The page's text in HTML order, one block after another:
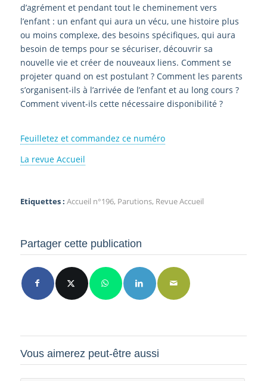
d’agrément et pendant tout le cheminement vers
l’enfant : un enfant qui aura un vécu, une histoire plus
ou moins complexe, des besoins spécifiques, qui aura
besoin de temps pour se sécuriser, découvrir sa
nouvelle vie et créer de nouveaux liens. Comment se
projeter quand on est postulant ? Comment les parents
s’organisent-ils à l’arrivée de l’enfant et au long cours ?
Comment vivent-ils cette nécessaire disponibilité ?
Feuilletez et commandez ce numéro
La revue Accueil
Etiquettes : Accueil n°196, Parutions, Revue Accueil
Partager cette publication
Vous aimerez peut-être aussi